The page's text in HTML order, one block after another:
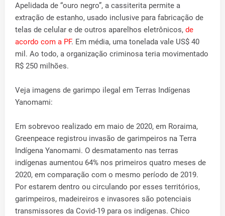
Apelidada de “ouro negro”, a cassiterita permite a
extração de estanho, usado inclusive para fabricação de
telas de celular e de outros aparelhos eletrônicos, de
acordo com a PF. Em média, uma tonelada vale US$ 40
mil. Ao todo, a organização criminosa teria movimentado
R$ 250 milhões.
Veja imagens de garimpo ilegal em Terras Indígenas
Yanomami:
Em sobrevoo realizado em maio de 2020, em Roraima,
Greenpeace registrou invasão de garimpeiros na Terra
Indígena Yanomami. O desmatamento nas terras
indígenas aumentou 64% nos primeiros quatro meses de
2020, em comparação com o mesmo período de 2019.
Por estarem dentro ou circulando por esses territórios,
garimpeiros, madeireiros e invasores são potenciais
transmissores da Covid-19 para os indígenas. Chico